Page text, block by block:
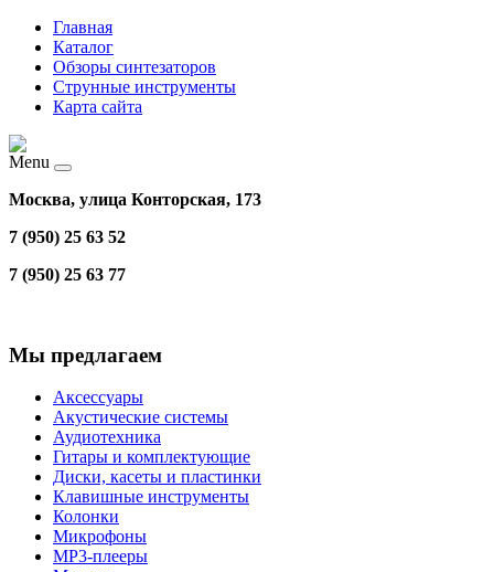
Главная
Каталог
Обзоры синтезаторов
Струнные инструменты
Карта сайта
Menu
Москва, улица Конторская, 173
7 (950) 25 63 52
7 (950) 25 63 77
Мы предлагаем
Аксессуары
Акустические системы
Аудиотехника
Гитары и комплектующие
Диски, касеты и пластинки
Клавишные инструменты
Колонки
Микрофоны
МР3-плееры